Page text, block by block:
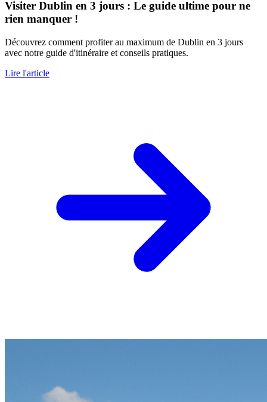
Visiter Dublin en 3 jours : Le guide ultime pour ne
rien manquer !
Découvrez comment profiter au maximum de Dublin en 3 jours
avec notre guide d'itinéraire et conseils pratiques.
Lire l'article